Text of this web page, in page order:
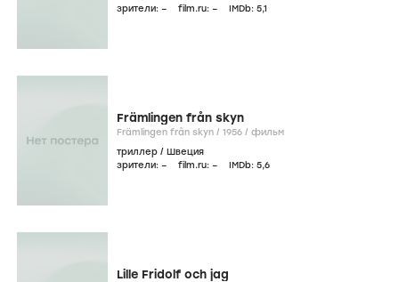
зрители: – film.ru: – IMDb: 5,1
Främlingen från skyn
Främlingen från skyn / 1956 / фильм
триллер / Швеция
зрители: – film.ru: – IMDb: 5,6
Lille Fridolf och jag